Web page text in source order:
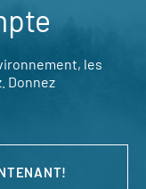
les
Donnez